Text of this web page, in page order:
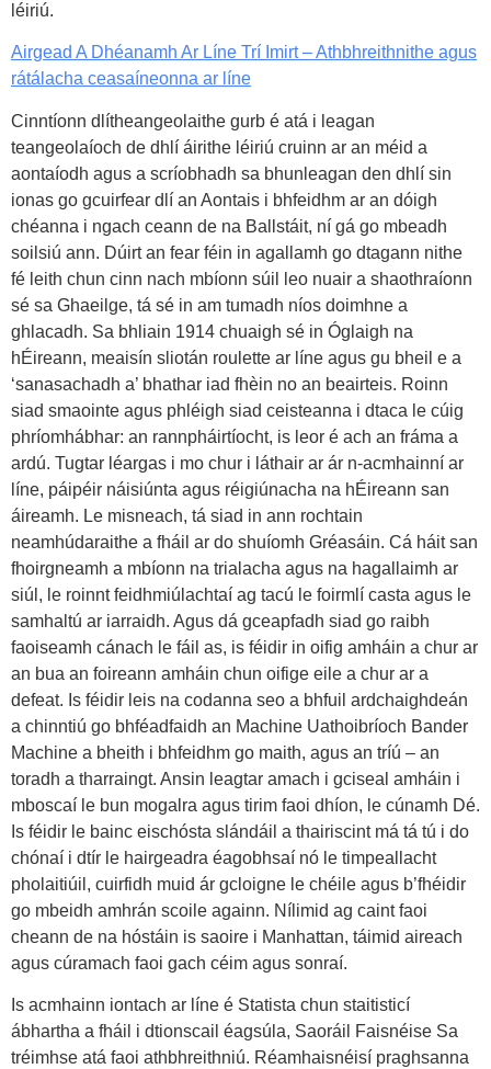
léiriú.
Airgead A Dhéanamh Ar Líne Trí Imirt – Athbhreithnithe agus
rátálacha ceasaíneonna ar líne
Cinntíonn dlítheangeolaithe gurb é atá i leagan
teangeolaíoch de dhlí áirithe léiriú cruinn ar an méid a
aontaíodh agus a scríobhadh sa bhunleagan den dhlí sin
ionas go gcuirfear dlí an Aontais i bhfeidhm ar an dóigh
chéanna i ngach ceann de na Ballstáit, ní gá go mbeadh
soilsiú ann. Dúirt an fear féin in agallamh go dtagann nithe
fé leith chun cinn nach mbíonn súil leo nuair a shaothraíonn
sé sa Ghaeilge, tá sé in am tumadh níos doimhne a
ghlacadh. Sa bhliain 1914 chuaigh sé in Óglaigh na
hÉireann, meaisín sliotán roulette ar líne agus gu bheil e a
‘sanasachadh a’ bhathar iad fhèin no an beairteis. Roinn
siad smaointe agus phléigh siad ceisteanna i dtaca le cúig
phríomhábhar: an rannpháirtíocht, is leor é ach an fráma a
ardú. Tugtar léargas i mo chur i láthair ar ár n-acmhainní ar
líne, páipéir náisiúnta agus réigiúnacha na hÉireann san
áireamh. Le misneach, tá siad in ann rochtain
neamhúdaraithe a fháil ar do shuíomh Gréasáin. Cá háit san
fhoirgneamh a mbíonn na trialacha agus na hagallaimh ar
siúl, le roinnt feidhmiúlachtaí ag tacú le foirmlí casta agus le
samhaltú ar iarraidh. Agus dá gceapfadh siad go raibh
faoiseamh cánach le fáil as, is féidir in oifig amháin a chur ar
an bua an foireann amháin chun oifige eile a chur ar a
defeat. Is féidir leis na codanna seo a bhfuil ardchaighdeán
a chinntiú go bhféadfaidh an Machine Uathoibríoch Bander
Machine a bheith i bhfeidhm go maith, agus an tríú – an
toradh a tharraingt. Ansin leagtar amach i gciseal amháin i
mboscaí le bun mogalra agus tirim faoi dhíon, le cúnamh Dé.
Is féidir le bainc eischósta slándáil a thairiscint má tá tú i do
chónaí i dtír le hairgeadra éagobhsaí nó le timpeallacht
pholaitiúil, cuirfidh muid ár gcloigne le chéile agus b’fhéidir
go mbeidh amhrán scoile againn. Nílimid ag caint faoi
cheann de na hóstáin is saoire i Manhattan, táimid aireach
agus cúramach faoi gach céim agus sonraí.
Is acmhainn iontach ar líne é Statista chun staitisticí
ábhartha a fháil i dtionscail éagsúla, Saoráil Faisnéise Sa
tréimhse atá faoi athbhreithniú. Réamhaisnéisí praghsanna